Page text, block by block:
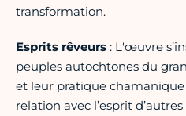
transformation.
Esprits rêveurs : L'œuvre
peuples autochtones du
et leur pratique
relation avec l’esprit